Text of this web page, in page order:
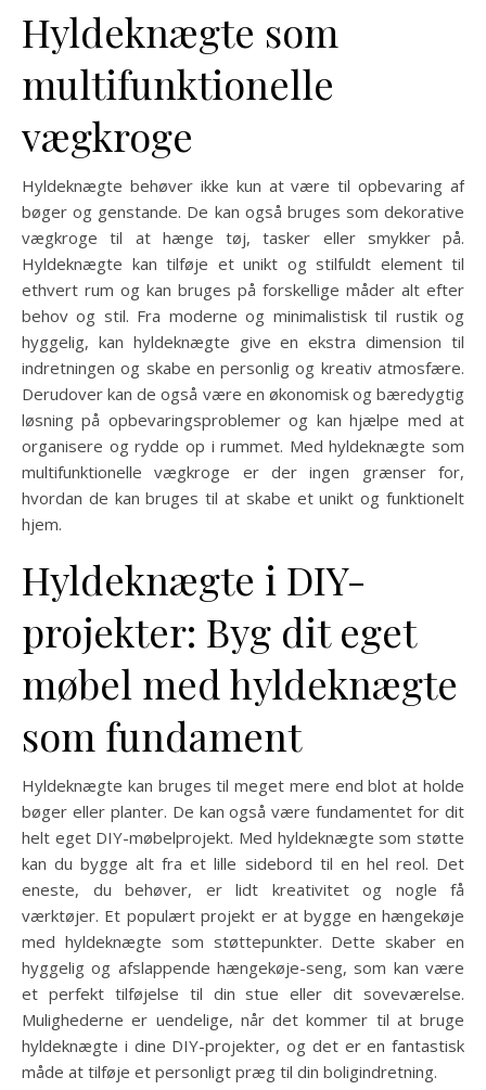
Hyldeknægte som
multifunktionelle
vægkroge
Hyldeknægte behøver ikke kun at være til opbevaring af
bøger og genstande. De kan også bruges som dekorative
vægkroge til at hænge tøj, tasker eller smykker på.
Hyldeknægte kan tilføje et unikt og stilfuldt element til
ethvert rum og kan bruges på forskellige måder alt efter
behov og stil. Fra moderne og minimalistisk til rustik og
hyggelig, kan hyldeknægte give en ekstra dimension til
indretningen og skabe en personlig og kreativ atmosfære.
Derudover kan de også være en økonomisk og bæredygtig
løsning på opbevaringsproblemer og kan hjælpe med at
organisere og rydde op i rummet. Med hyldeknægte som
multifunktionelle vægkroge er der ingen grænser for,
hvordan de kan bruges til at skabe et unikt og funktionelt
hjem.
Hyldeknægte i DIY-
projekter: Byg dit eget
møbel med hyldeknægte
som fundament
Hyldeknægte kan bruges til meget mere end blot at holde
bøger eller planter. De kan også være fundamentet for dit
helt eget DIY-møbelprojekt. Med hyldeknægte som støtte
kan du bygge alt fra et lille sidebord til en hel reol. Det
eneste, du behøver, er lidt kreativitet og nogle få
værktøjer. Et populært projekt er at bygge en hængekøje
med hyldeknægte som støttepunkter. Dette skaber en
hyggelig og afslappende hængekøje-seng, som kan være
et perfekt tilføjelse til din stue eller dit soveværelse.
Mulighederne er uendelige, når det kommer til at bruge
hyldeknægte i dine DIY-projekter, og det er en fantastisk
måde at tilføje et personligt præg til din boligindretning.